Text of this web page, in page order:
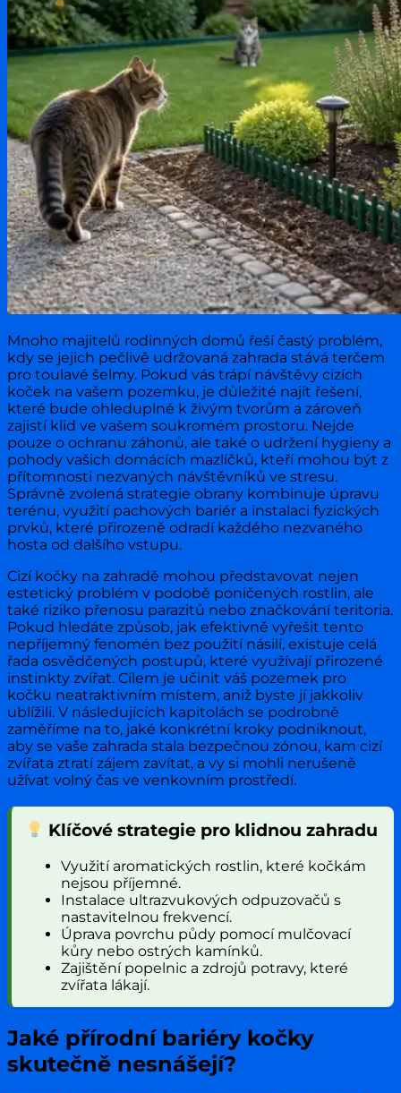
Mnoho majitelů rodinných domů řeší častý problém,
kdy se jejich pečlivě udržovaná zahrada stává terčem
pro toulavé šelmy. Pokud vás trápí návštěvy cizích
koček na vašem pozemku, je důležité najít řešení,
které bude ohleduplné k živým tvorům a zároveň
zajistí klid ve vašem soukromém prostoru. Nejde
pouze o ochranu záhonů, ale také o udržení hygieny a
pohody vašich domácích mazlíčků, kteří mohou být z
přítomnosti nezvaných návštěvníků ve stresu.
Správně zvolená strategie obrany kombinuje úpravu
terénu, využití pachových bariér a instalaci fyzických
prvků, které přirozeně odradí každého nezvaného
hosta od dalšího vstupu.
Cizí kočky na zahradě mohou představovat nejen
estetický problém v podobě poničených rostlin, ale
také riziko přenosu parazitů nebo značkování teritoria.
Pokud hledáte způsob, jak efektivně vyřešit tento
nepříjemný fenomén bez použití násilí, existuje celá
řada osvědčených postupů, které využívají přirozené
instinkty zvířat. Cílem je učinit váš pozemek pro
kočku neatraktivním místem, aniž byste jí jakkoliv
ublížili. V následujících kapitolách se podrobně
zaměříme na to, jaké konkrétní kroky podniknout,
aby se vaše zahrada stala bezpečnou zónou, kam cizí
zvířata ztratí zájem zavítat, a vy si mohli nerušeně
užívat volný čas ve venkovním prostředí.
Klíčové strategie pro klidnou zahradu
Využití aromatických rostlin, které kočkám
nejsou příjemné.
Instalace ultrazvukových odpuzovačů s
nastavitelnou frekvencí.
Úprava povrchu půdy pomocí mulčovací
kůry nebo ostrých kamínků.
Zajištění popelnic a zdrojů potravy, které
zvířata lákají.
Jaké přírodní bariéry kočky
skutečně nesnášejí?